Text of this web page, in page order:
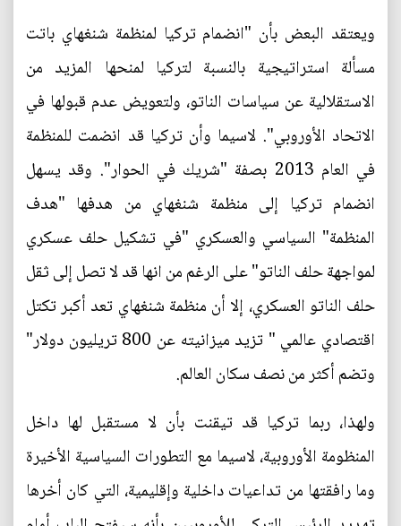
ويعتقد البعض بأن "انضمام تركيا لمنظمة شنغهاي باتت
مسألة استراتيجية بالنسبة لتركيا لمنحها المزيد من
الاستقلالية عن سياسات الناتو، ولتعويض عدم قبولها في
الاتحاد الأوروبي". لاسيما وأن تركيا قد انضمت للمنظمة
في العام 2013 بصفة "شريك في الحوار". وقد يسهل
انضمام تركيا إلى منظمة شنغهاي من هدفها "هدف
المنظمة" السياسي والعسكري "في تشكيل حلف عسكري
لمواجهة حلف الناتو" على الرغم من انها قد لا تصل إلى ثقل
حلف الناتو العسكري، إلا أن منظمة شنغهاي تعد أكبر تكتل
اقتصادي عالمي " تزيد ميزانيته عن 800 تريليون دولار"
وتضم أكثر من نصف سكان العالم.
ولهذا، ربما تركيا قد تيقنت بأن لا مستقبل لها داخل
المنظومة الأوروبية، لاسيما مع التطورات السياسية الأخيرة
وما رافقتها من تداعيات داخلية وإقليمية، التي كان أخرها